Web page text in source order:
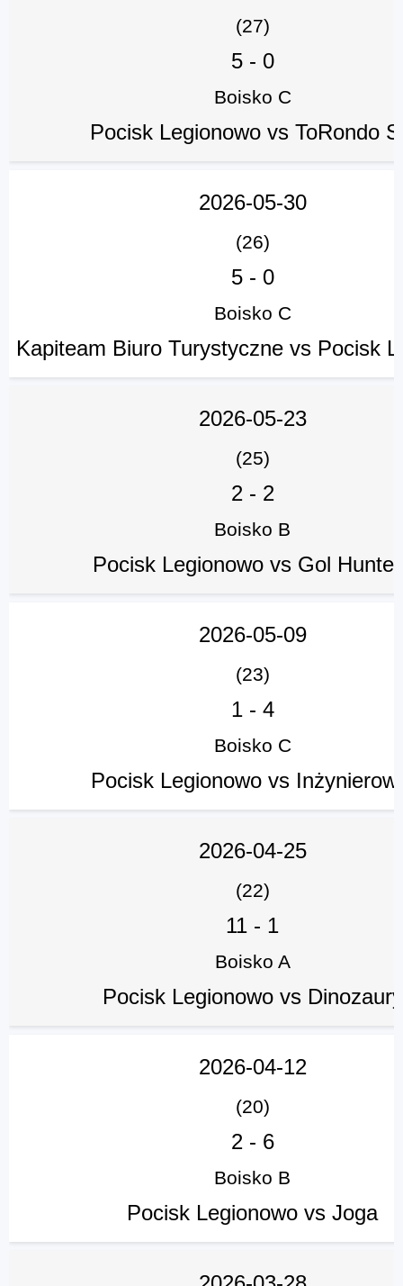
(27)
5- 0
Boisko C
Pocisk Legionowo vs ToRondo
2026-05-30
(26)
5- 0
Boisko C
Kapiteam Biuro Turystyczne vs Pocisk
2026-05-23
(25)
2- 2
Boisko B
Pocisk Legionowo vs Gol
2026-05-09
(23)
1- 4
Boisko C
Pocisk Legionowo vs
2026-04-25
(22)
11 - 1
Boisko A
Pocisk Legionowo vs Dinozaury
2026-04-12
(20)
2- 6
Boisko B
Pocisk Legionowo vs Joga